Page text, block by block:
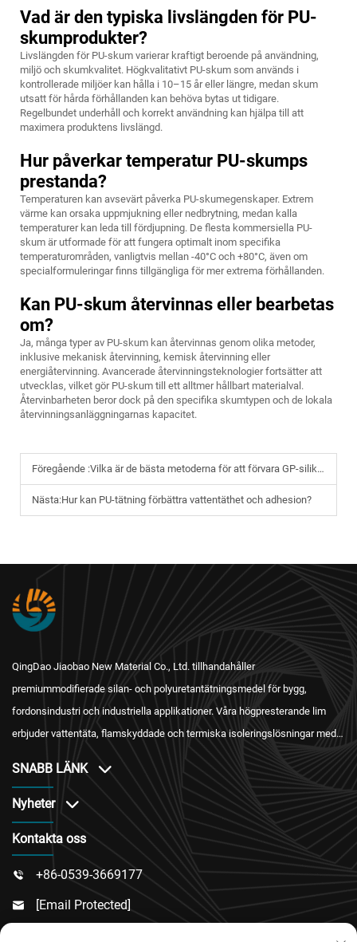
Vad är den typiska livslängden för PU-
skumprodukter?
Livslängden för PU-skum varierar kraftigt beroende på användning,
miljö och skumkvalitet. Högkvalitativt PU-skum som används i
kontrollerade miljöer kan hålla i 10–15 år eller längre, medan skum
utsatt för hårda förhållanden kan behöva bytas ut tidigare.
Regelbundet underhåll och korrekt användning kan hjälpa till att
maximera produktens livslängd.
Hur påverkar temperatur PU-skumps
prestanda?
Temperaturen kan avsevärt påverka PU-skumegenskaper. Extrem
värme kan orsaka uppmjukning eller nedbrytning, medan kalla
temperaturer kan leda till fördjupning. De flesta kommersiella PU-
skum är utformade för att fungera optimalt inom specifika
temperaturområden, vanligtvis mellan -40°C och +80°C, även om
specialformuleringar finns tillgängliga för mer extrema förhållanden.
Kan PU-skum återvinnas eller bearbetas
om?
Ja, många typer av PU-skum kan återvinnas genom olika metoder,
inklusive mekanisk återvinning, kemisk återvinning eller
energiåtervinning. Avancerade återvinningsteknologier fortsätter att
utvecklas, vilket gör PU-skum till ett alltmer hållbart materialval.
Återvinbarheten beror dock på den specifika skumtypen och de lokala
återvinningsanläggningarnas kapacitet.
Föregående :Vilka är de bästa metoderna för att förvara GP-silikontätning på ett säkert sätt?
Nästa:Hur kan PU-tätning förbättra vattentäthet och adhesion?
QingDao Jiaobao New Material Co., Ltd. tillhandahåller
premiummodifierade silan- och polyuretantätningsmedel för bygg,
fordonsindustri och industriella applikationer. Våra högpresterande lim
erbjuder vattentäta, flamskyddade och termiska isoleringslösningar med
SNABB LÄNK
Nyheter
Kontakta oss
 +86-0539-3669177
 [email Protected]